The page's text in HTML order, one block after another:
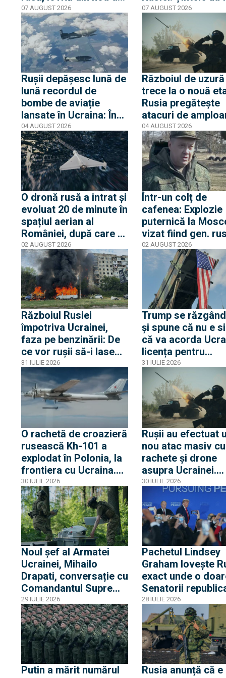
drone ucrainene
07 AUGUST 2026
identificate iar
ucrainenii se
pregătesc să
„elibereze
07 AUGUST 2026
Rușii depășesc lună de
lună recordul de
bombe de aviație
lansate în Ucraina: În
iulie, 8.300 de KAB-uri
au fost folosite
împotriva orașelor
ucrainene
04 AUGUST 2026
Războiul de uzură
trece la o nouă
Rusia pregătește
atacuri de
asupra rețelelor
și canalizare
04 AUGUST 2026
O dronă rusă a intrat și
evoluat 20 de minute în
spațiul aerian al
României, după care a
ieșit. La ieșire
ucrainenii au doborât-
o
02 AUGUST 2026
Într-un colț de
cafenea: Explozie
puternică la
vizat fiind gen. rus
Aleksandr Chaiko,
șeful aviației
ruse cunoscut ca
„măcelarul din
Chaiko ar fi
supraviețuit
02 AUGUST 2026
Războiul Rusiei
împotriva Ucrainei,
faza pe benzinării: De
ce vor rușii să-i lase
fără combustibili pe
ucrainenii din zona
frontului
31 IULIE 2026
Trump se
și spune că nu e
că va acorda
licența pentru
rachetele Patriot
31 IULIE 2026
O rachetă de croazieră
rusească Kh-101 a
explodat în Polonia, la
frontiera cu Ucraina.
Racheta s-a prăbușit
înainte de a fi angajată
de un F-16 polonez
30 IULIE 2026
Rușii au efectuat
nou atac masiv cu
rachete și drone
asupra Ucrainei.
Loviturile
fost semnalate la
și Lviv
30 IULIE 2026
Noul șef al Armatei
Ucrainei, Mihailo
Drapati, conversație cu
Comandantul Suprem
al NATO privind
strategia Ucrainei în
războiul declanșat de
Rusia
29 IULIE 2026
Pachetul Lindsey
Graham lovește
exact unde o
Senatorii
democrați au
asupra
Trump a anunțat
promulga
28 IULIE 2026
Putin a mărit numărul
Rusia anunță că e